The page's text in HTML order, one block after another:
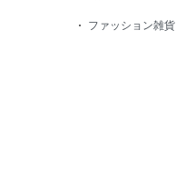
ファッション雑貨